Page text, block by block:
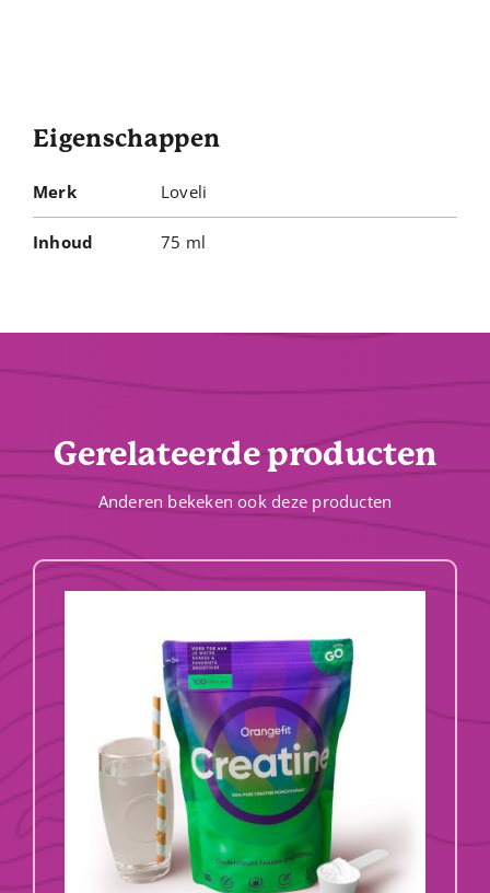
Eigenschappen
Merk Loveli
Inhoud 75 ml
Gerelateerde producten
Anderen bekeken ook deze producten